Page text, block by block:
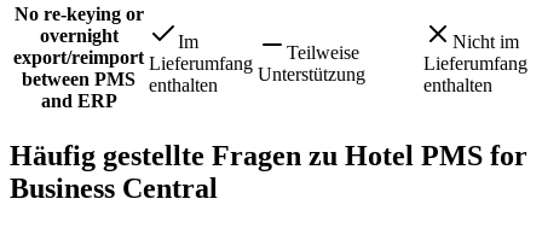
No re-keying or
overnight
export/reimport
between PMS
and ERP
Im
Lieferumfang
enthalten
Teilweise
Unterstützung
Nicht im
Lieferumfang
enthalten
Häufig gestellte Fragen zu Hotel PMS for
Business Central